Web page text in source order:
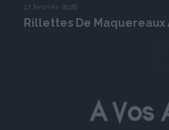
17 février 2026
Rillettes De Maquereaux